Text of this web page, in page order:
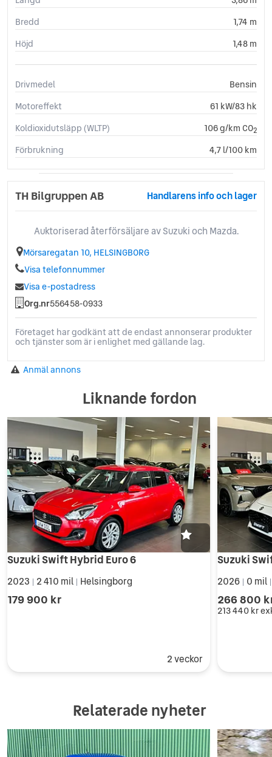
Bredd
1,74 m
Höjd
1,48 m
Drivmedel
Bensin
Motoreffekt
61 kW/83 hk
Koldioxidutsläpp (WLTP)
106 g/km CO2
Förbrukning 4,7 l/100 km
TH Bilgruppen AB Handlarens info och lager
Auktoriserad återförsäljare av Suzuki och Mazda.
Mörsaregatan 10, HELSINGBORG
Visa telefonnummer
Visa e-postadress
Org.nr556458-0933
Företaget har godkänt att de endast annonserar produkter
och tjänster som är i enlighet med gällande lag.
Anmäl annons
Liknande fordon
Suzuki Swift Hybrid Euro 6
2023 2 410 mil Helsingborg
179 900 kr
2 veckor
2026 0 mil
266 800
213 440 kr
Relaterade nyheter